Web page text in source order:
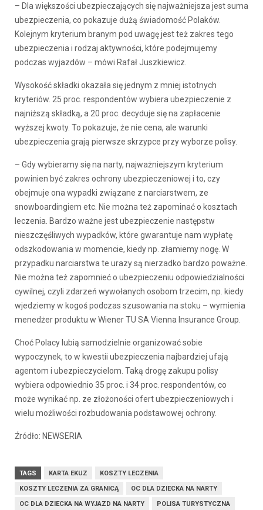
– Dla większości ubezpieczających się najważniejsza jest suma
ubezpieczenia, co pokazuje dużą świadomość Polaków.
Kolejnym kryterium branym pod uwagę jest też zakres tego
ubezpieczenia i rodzaj aktywności, które podejmujemy
podczas wyjazdów – mówi Rafał Juszkiewicz.
Wysokość składki okazała się jednym z mniej istotnych
kryteriów. 25 proc. respondentów wybiera ubezpieczenie z
najniższą składką, a 20 proc. decyduje się na zapłacenie
wyższej kwoty. To pokazuje, że nie cena, ale warunki
ubezpieczenia grają pierwsze skrzypce przy wyborze polisy.
– Gdy wybieramy się na narty, najważniejszym kryterium
powinien być zakres ochrony ubezpieczeniowej i to, czy
obejmuje ona wypadki związane z narciarstwem, ze
snowboardingiem etc. Nie można też zapominać o kosztach
leczenia. Bardzo ważne jest ubezpieczenie następstw
nieszczęśliwych wypadków, które gwarantuje nam wypłatę
odszkodowania w momencie, kiedy np. złamiemy nogę. W
przypadku narciarstwa te urazy są nierzadko bardzo poważne.
Nie można też zapomnieć o ubezpieczeniu odpowiedzialności
cywilnej, czyli zdarzeń wywołanych osobom trzecim, np. kiedy
wjedziemy w kogoś podczas szusowania na stoku – wymienia
menedżer produktu w Wiener TU SA Vienna Insurance Group.
Choć Polacy lubią samodzielnie organizować sobie
wypoczynek, to w kwestii ubezpieczenia najbardziej ufają
agentom i ubezpieczycielom. Taką drogę zakupu polisy
wybiera odpowiednio 35 proc. i 34 proc. respondentów, co
może wynikać np. ze złożoności ofert ubezpieczeniowych i
wielu możliwości rozbudowania podstawowej ochrony.
Źródło: NEWSERIA
TAGS KARTA EKUZ
KOSZTY LECZENIA
KOSZTY LECZENIA ZA GRANICĄ
OC DLA DZIECKA NA NARTY
OC DLA DZIECKA NA WYJAZD NA NARTY
POLISA TURYSTYCZNA